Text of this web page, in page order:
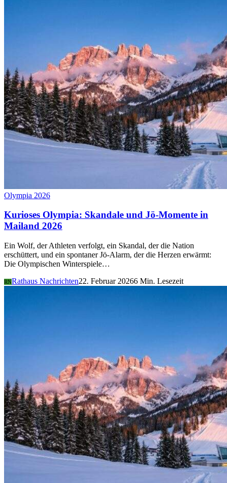
Olympia 2026
Kurioses Olympia: Skandale und Jö-Momente in
Mailand 2026
Ein Wolf, der Athleten verfolgt, ein Skandal, der die Nation
erschüttert, und ein spontaner Jö-Alarm, der die Herzen erwärmt:
Die Olympischen Winterspiele…
RNRathaus Nachrichten22. Februar 20266 Min. Lesezeit